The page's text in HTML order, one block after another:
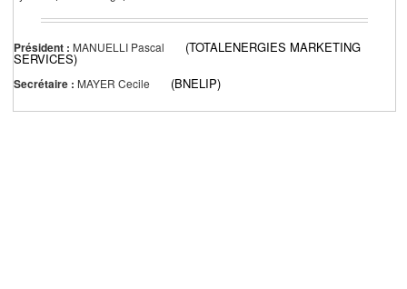
Président : MANUELLI Pascal (TOTALENERGIES MARKETING
SERVICES)
Secrétaire : MAYER Cecile (BNELIP)